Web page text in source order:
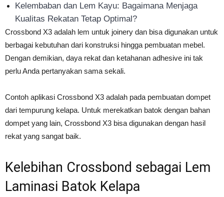
Kelembaban dan Lem Kayu: Bagaimana Menjaga
Kualitas Rekatan Tetap Optimal?
Crossbond X3 adalah lem untuk joinery dan bisa digunakan untuk
berbagai kebutuhan dari konstruksi hingga pembuatan mebel.
Dengan demikian, daya rekat dan ketahanan adhesive ini tak
perlu Anda pertanyakan sama sekali.
Contoh aplikasi Crossbond X3 adalah pada pembuatan dompet
dari tempurung kelapa. Untuk merekatkan batok dengan bahan
dompet yang lain, Crossbond X3 bisa digunakan dengan hasil
rekat yang sangat baik.
Kelebihan Crossbond sebagai Lem
Laminasi Batok Kelapa